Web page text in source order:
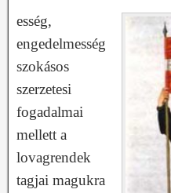
esség,
engedelmesség
szokásos
szerzetesi
fogadalmai
mellett a
lovagrendek
tagjai magukra